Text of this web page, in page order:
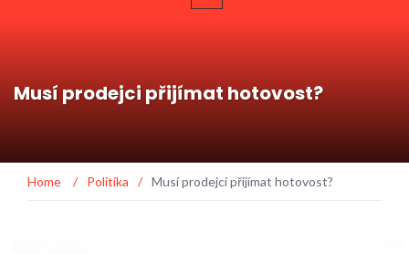
Musí prodejci přijímat hotovost?
Home / Politika / Musí prodejci přijímat hotovost?